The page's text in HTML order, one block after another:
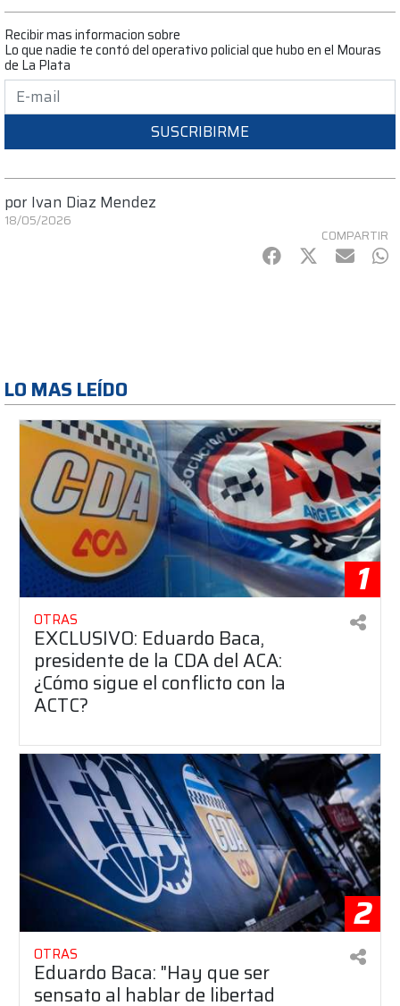
Recibir mas informacion sobre
Lo que nadie te contó del operativo policial que hubo en el Mouras
de La Plata
SUSCRIBIRME
por Ivan Diaz Mendez
18/05/2026
COMPARTIR
Facebook
Twitter
mail
LO MAS LEÍDO
1
OTRAS
EXCLUSIVO: Eduardo Baca,
presidente de la CDA del ACA:
¿Cómo sigue el conflicto con la
ACTC?
2
OTRAS
Eduardo Baca: "Hay que ser
sensato al hablar de libertad